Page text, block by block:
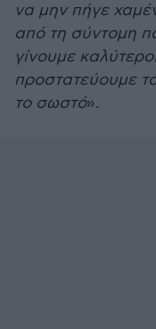
να μην πήγε
από τη σύντομη
γίνουμε
προστατεύουμε
το σωστό».